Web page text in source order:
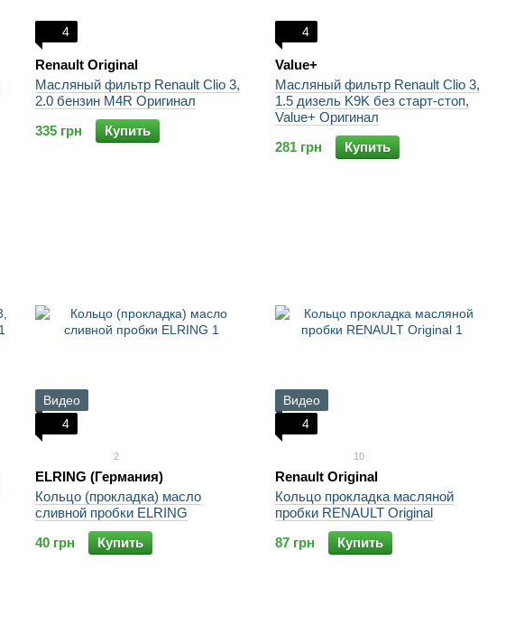
4
Renault Original
Масляный фильтр Renault Clio 3,
2.0 бензин M4R Оригинал
335 грн
Купить
4
Value+
Масляный фильтр Renault Clio 3,
1.5 дизель K9K без старт-стоп,
Value+ Оригинал
281 грн
Купить
Видео
4
2
ELRING (Германия)
Кольцо (прокладка) масло
сливной пробки ELRING
40 грн
Купить
Видео
4
10
Renault Original
Кольцо прокладка масляной
пробки RENAULT Original
87 грн
Купить